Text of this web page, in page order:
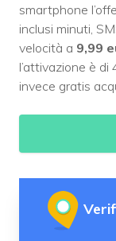
smartphone
inclusi minuti,
velocità a 9,99
l’attivazione è
invece gratis